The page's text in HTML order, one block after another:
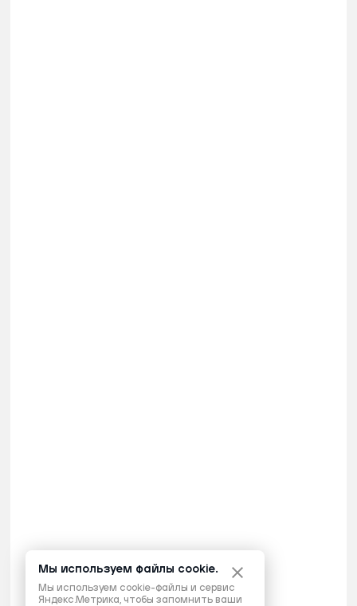
Мы используем файлы cookie.
Мы используем cookie-файлы и сервис
Яндекс.Метрика, чтобы запомнить ваши